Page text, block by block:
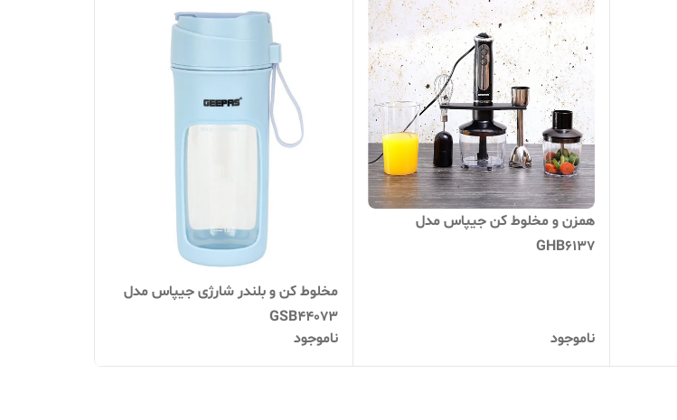
همزن و مخلوط کن جیپاس مدل
GHB6137
ناموجود
مخلوط کن و بلندر شارژی جیپاس مدل
GSB44073
ناموجود